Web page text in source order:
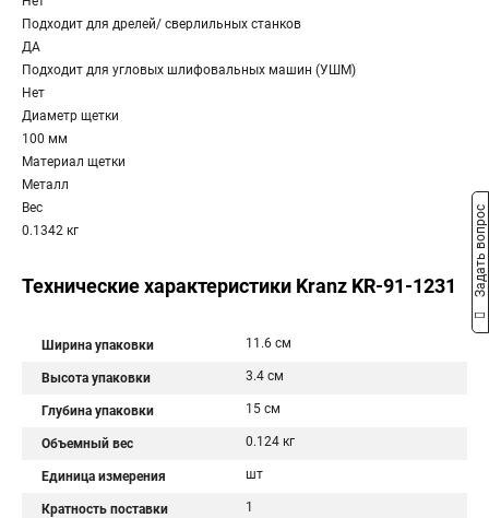
Подходит для дрелей/ сверлильных станков
ДА
Подходит для угловых шлифовальных машин (УШМ)
Нет
Диаметр щетки
100 мм
Материал щетки
Металл
Вес
0.1342 кг
Технические характеристики Kranz KR-91-1231
Ширина упаковки 11.6 см
Высота упаковки 3.4 см
Глубина упаковки 15 см
Объемный вес 0.124 кг
Единица измерения шт
Кратность поставки 1
Задать вопрос